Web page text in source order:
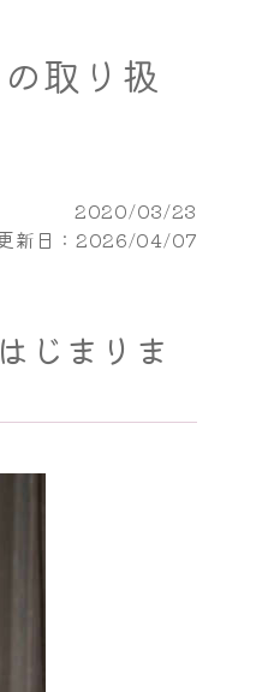
取り扱
2020/03/23
新日：2026/04/07
じまりま